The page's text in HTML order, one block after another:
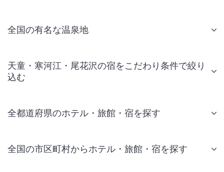
全国の有名な温泉地
天童・寒河江・尾花沢の宿をこだわり条件で絞り
込む
全都道府県のホテル・旅館・宿を探す
全国の市区町村からホテル・旅館・宿を探す